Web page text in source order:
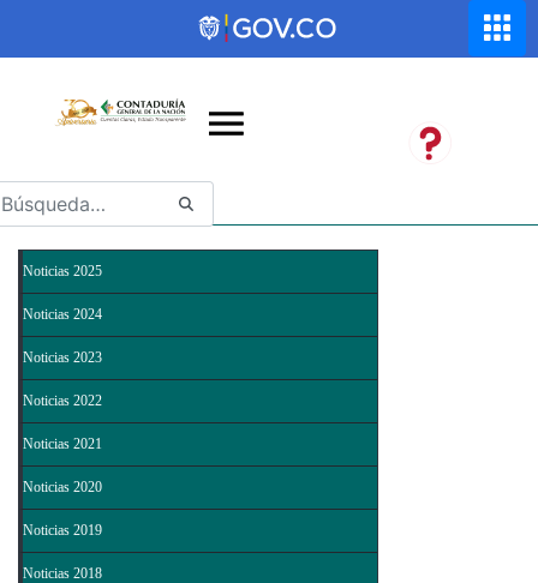
Saltar al contenido principal
Abrir menú de accesibilidad
Noticias 2025
Noticias 2024
Noticias 2023
Noticias 2022
Noticias 2021
Noticias 2020
Noticias 2019
Noticias 2018